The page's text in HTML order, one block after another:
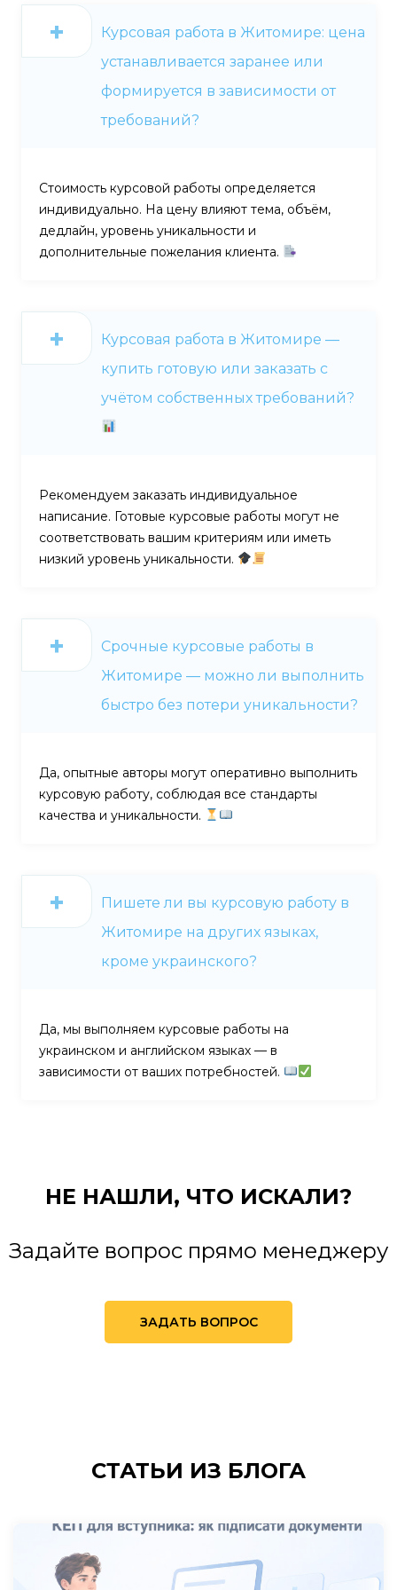
Курсовая работа в Житомире: цена
устанавливается заранее или
формируется в зависимости от
требований?
Стоимость курсовой работы определяется
индивидуально. На цену влияют тема, объём,
дедлайн, уровень уникальности и
дополнительные пожелания клиента.
Курсовая работа в Житомире —
купить готовую или заказать с
учётом собственных требований?
Рекомендуем заказать индивидуальное
написание. Готовые курсовые работы могут не
соответствовать вашим критериям или иметь
низкий уровень уникальности.
Срочные курсовые работы в
Житомире — можно ли выполнить
быстро без потери уникальности?
Да, опытные авторы могут оперативно выполнить
курсовую работу, соблюдая все стандарты
качества и уникальности.
Пишете ли вы курсовую работу в
Житомире на других языках,
кроме украинского?
Да, мы выполняем курсовые работы на
украинском и английском языках — в
зависимости от ваших потребностей.
НЕ НАШЛИ, ЧТО ИСКАЛИ?
Задайте вопрос прямо менеджеру
ЗАДАТЬ ВОПРОС
СТАТЬИ ИЗ БЛОГА